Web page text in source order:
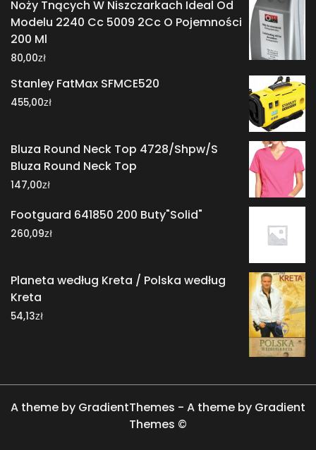
Noży Tnących W Niszczarkach Ideal Od
Modelu 2240 Cc 5009 2Cc O Pojemności
200 Ml
80,00zł
Stanley FatMax SFMCE520
455,00zł
Bluza Round Neck Top 4728/Shpw/S
Bluza Round Neck Top
147,00zł
Footguard 641850 200 Buty"Solid"
260,09zł
Planeta według Kreta / Polska według
Kreta
54,13zł
A theme by GradientThemes - A theme by Gradient
Themes ©